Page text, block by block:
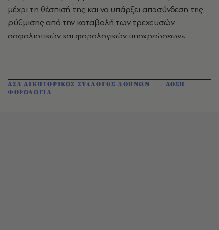
μέχρι τη θέσπισή της και να υπάρξει αποσύνδεση της
ρύθμισης από την καταβολή των τρεχουσών
ασφαλιστικών και φορολογικών υποχρεώσεων».
ΔΣΑ ΔΙΚΗΓΟΡΙΚΟΣ ΣΥΛΛΟΓΟΣ ΑΘΗΝΩΝ
ΔΟΣΗ
ΦΟΡΟΛΟΓΙΑ